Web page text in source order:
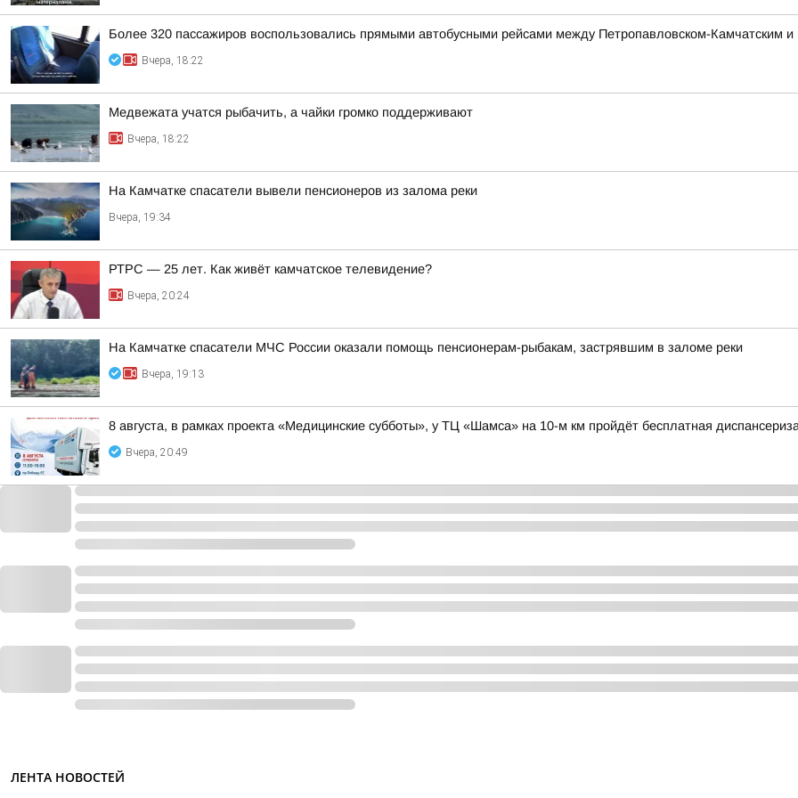
Более 320 пассажиров воспользовались прямыми автобусными рейсами между Петропавловском-Камчатским и
Вчера, 18:22
Медвежата учатся рыбачить, а чайки громко поддерживают
Вчера, 18:22
На Камчатке спасатели вывели пенсионеров из залома реки
Вчера, 19:34
РТРС — 25 лет. Как живёт камчатское телевидение?
Вчера, 20:24
На Камчатке спасатели МЧС России оказали помощь пенсионерам-рыбакам, застрявшим в заломе реки
Вчера, 19:13
8 августа, в рамках проекта «Медицинские субботы», у ТЦ «Шамса» на 10-м км пройдёт бесплатная
Вчера, 20:49
ЛЕНТА НОВОСТЕЙ